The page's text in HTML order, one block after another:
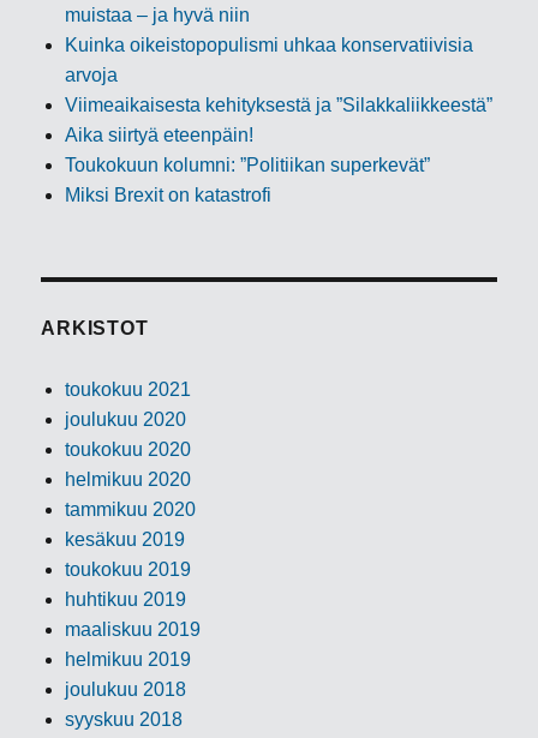
muistaa – ja hyvä niin
Kuinka oikeistopopulismi uhkaa konservatiivisia
arvoja
Viimeaikaisesta kehityksestä ja ”Silakkaliikkeestä”
Aika siirtyä eteenpäin!
Toukokuun kolumni: ”Politiikan superkevät”
Miksi Brexit on katastrofi
ARKISTOT
toukokuu 2021
joulukuu 2020
toukokuu 2020
helmikuu 2020
tammikuu 2020
kesäkuu 2019
toukokuu 2019
huhtikuu 2019
maaliskuu 2019
helmikuu 2019
joulukuu 2018
syyskuu 2018